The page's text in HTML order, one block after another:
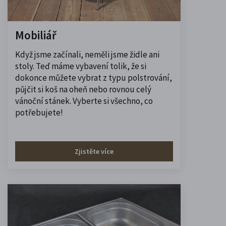
Mobiliář
Když jsme začínali, neměli jsme židle ani
stoly. Teď máme vybavení tolik, že si
dokonce můžete vybrat z typu polstrování,
půjčit si koš na oheň nebo rovnou celý
vánoční stánek. Vyberte si všechno, co
potřebujete!
Zjistěte více